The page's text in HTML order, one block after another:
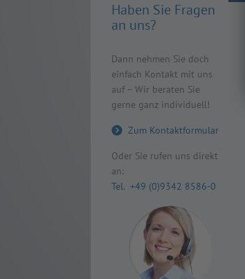
Haben Sie Fragen
an uns?
Dann nehmen Sie doch
einfach Kontakt mit uns
auf – Wir beraten Sie
gerne ganz individuell!
Zum Kontaktformular
Oder Sie rufen uns direkt
an:
Tel. +49 (0)9342 8586-0